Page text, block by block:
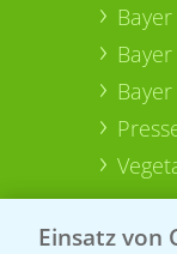
Einsatz von